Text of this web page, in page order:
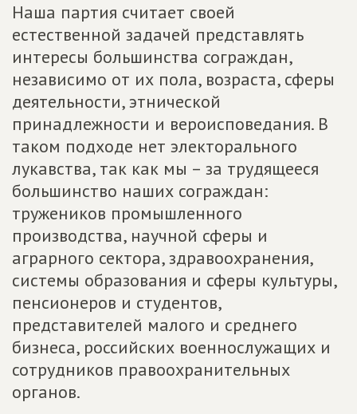
Наша партия считает своей
естественной задачей представлять
интересы большинства сограждан,
независимо от их пола, возраста, сферы
деятельности, этнической
принадлежности и вероисповедания. В
таком подходе нет электорального
лукавства, так как мы – за трудящееся
большинство наших сограждан:
тружеников промышленного
производства, научной сферы и
аграрного сектора, здравоохранения,
системы образования и сферы культуры,
пенсионеров и студентов,
представителей малого и среднего
бизнеса, российских военнослужащих и
сотрудников правоохранительных
органов.